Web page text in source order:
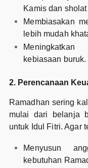
Kamis dan
Membiasakan
lebih mudah
kebiasaan buruk.
2. Perencanaan
Ramadhan sering
mulai dari belanja
untuk Idul Fitri. Agar
Menyusun
kebutuhan